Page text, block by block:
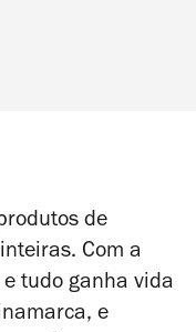
de
Com a
tudo ganha vida
e